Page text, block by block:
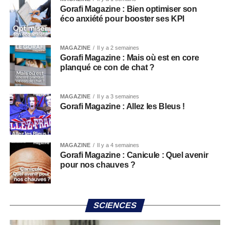
Gorafi Magazine : Bien optimiser son
éco anxiété pour booster ses KPI
MAGAZINE Il y a 2 semaines
Gorafi Magazine : Mais où est en core
planqué ce con de chat ?
MAGAZINE Il y a 3 semaines
Gorafi Magazine : Allez les Bleus !
MAGAZINE Il y a 4 semaines
Gorafi Magazine : Canicule : Quel avenir
pour nos chauves ?
SCIENCES